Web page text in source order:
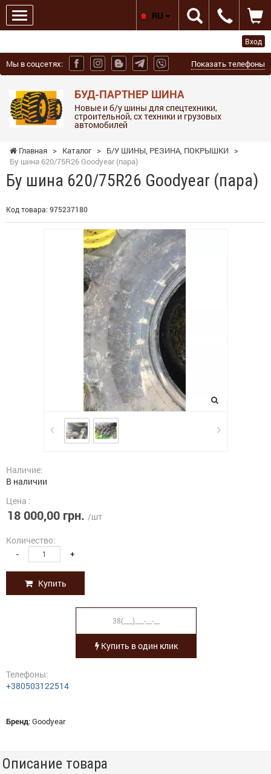
Вход
Мы в соцсетях: Показать телефоны
БУД-ПАРТНЕР ШИНА
Новые и б/у шины для спецтехники,
строительной, сх техники и грузовых
автомобилей
RU
Главная > Каталог > Б/У ШИНЫ, РЕЗИНА, ПОКРЫШКИ >
Бу шина 620/75R26 Goodyear (пара)
Бу шина 620/75R26 Goodyear (пара)
Код товара: 975237180
Наличие:
В наличии
Цена :
18 000,00 грн. /шт
Количество:
- +
Купить
Купить в один клик
Телефоны:
+380503122514
Бренд:Goodyear
Описание товара